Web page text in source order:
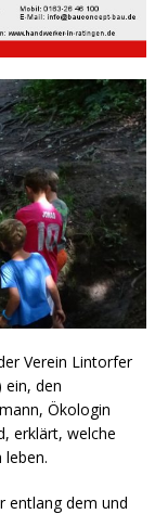
Verein Lintorfer
ein, den
Ökologin
erklärt, welche
leben.
entlang dem und